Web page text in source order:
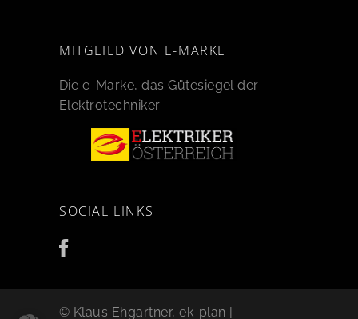
MITGLIED VON E-MARKE
Die e-Marke, das Gütesiegel der
Elektrotechniker
SOCIAL LINKS
© Klaus Ehgartner, ek-plan |